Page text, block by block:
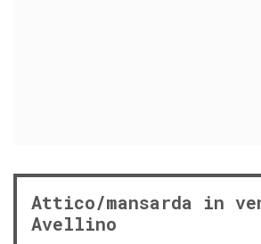
Attico/mansarda in
Avellino